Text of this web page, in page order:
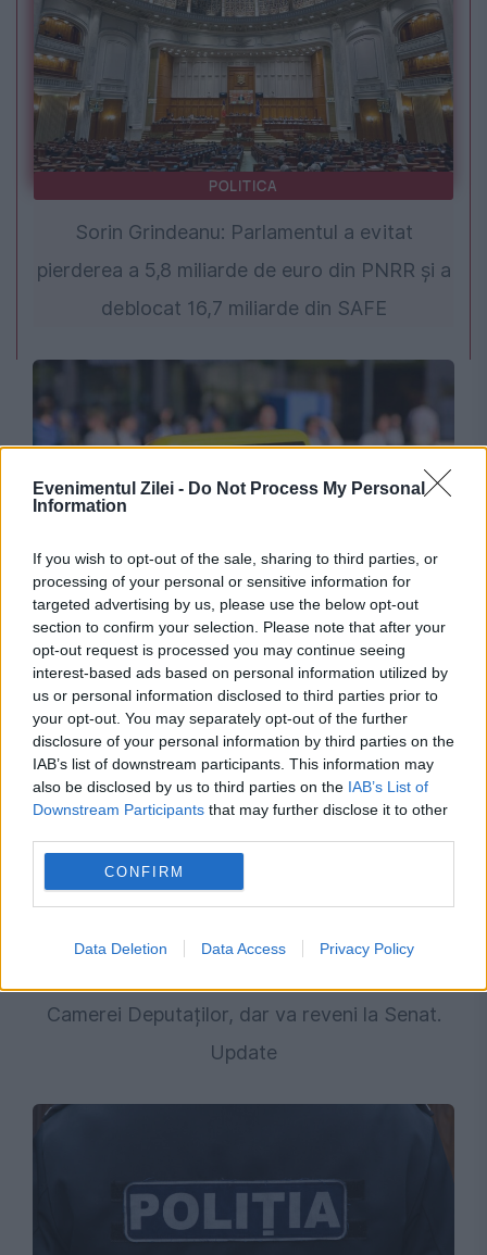
Evenimentul Zilei - Do Not Process My Personal
Information
If you wish to opt-out of the sale, sharing to third parties, or
processing of your personal or sensitive information for
targeted advertising by us, please use the below opt-out
section to confirm your selection. Please note that after your
opt-out request is processed you may continue seeing
interest-based ads based on personal information utilized by
us or personal information disclosed to third parties prior to
your opt-out. You may separately opt-out of the further
disclosure of your personal information by third parties on the
IAB’s list of downstream participants. This information may
also be disclosed by us to third parties on the IAB’s List of
Downstream Participants that may further disclose it to other
CONFIRM
Data Deletion Data Access Privacy Policy
POLITICA
Sorin Grindeanu: Parlamentul a evitat
pierderea a 5,8 miliarde de euro din PNRR și a
deblocat 16,7 miliarde din SAFE
SPORT
Un taximetrist din București a fost prins când
vindea materiale pirotehnice ultrașilor
Camerei Deputaților, dar va reveni la Senat.
Update